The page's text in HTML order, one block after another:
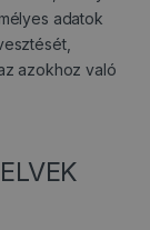
adatok
azokhoz való